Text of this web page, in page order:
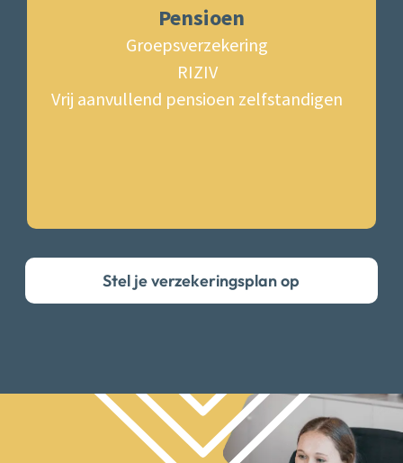
Pensioen
Groepsverzekering
RIZIV
Vrij aanvullend pensioen zelfstandigen
Stel je verzekeringsplan op